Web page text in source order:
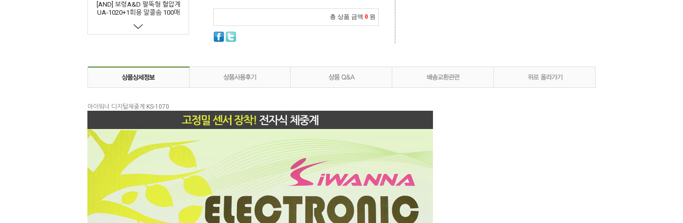
[AND] 보령A&D 팔뚝형 혈압계
UA-1020+1회용 알콜솜 100매
129,000원
형혈압계 BP A2 EASY 부정맥 탐
총 상품 금액 0 원
아이워너 디지털체중계 KS-1070